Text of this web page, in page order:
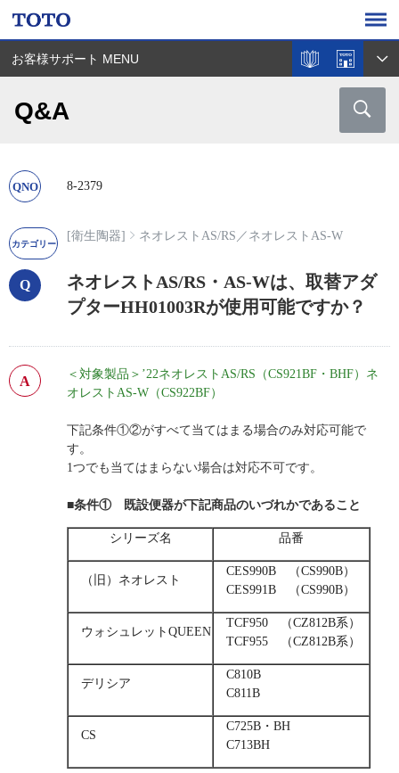
お客様サポート MENU
Q&A
8-2379
[衛生陶器] ネオレストAS/RS ／ ネオレストAS-W
ネオレストAS/RS・AS-Wは、取替アダ
プターHH01003Rが使用可能ですか？
＜対象製品＞ ’22ネオレストAS/RS（CS921BF・BHF）ネ
オレストAS-W（CS922BF）
下記条件①②がすべて当てはまる場合のみ対応可能で
す。
1つでも当てはまらない場合は対応不可です。
■条件① 既設便器が下記商品のいづれかであること
シリーズ名 品番
（旧）ネオレスト
CES990B （CS990B）
CES991B （CS990B）
ウォシュレットQUEEN
TCF950 （CZ812B系）
TCF955 （CZ812B系）
デリシア
C810B
C811B
CS
C725B・BH
C713BH